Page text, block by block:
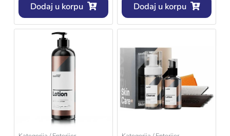
Dodaj u korpu Dodaj u korpu